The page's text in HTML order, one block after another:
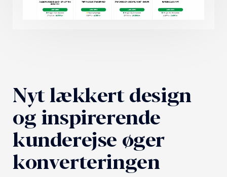
Nyt lækkert design
og inspirerende
kunderejse øger
konverteringen